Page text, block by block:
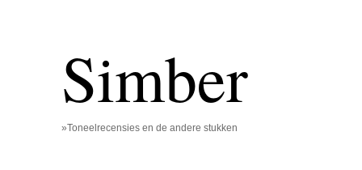
Simber
»Toneelrecensies en de andere stukken